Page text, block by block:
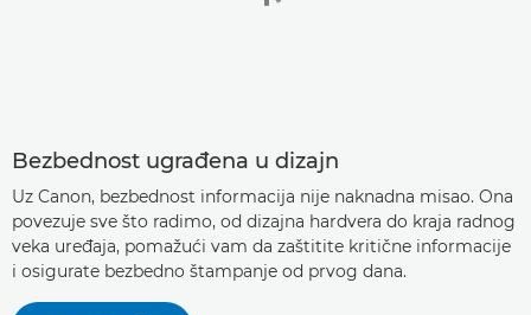
Bezbednost ugrađena u dizajn
Uz Canon, bezbednost informacija nije naknadna misao. Ona
povezuje sve što radimo, od dizajna hardvera do kraja radnog
veka uređaja, pomažući vam da zaštitite kritične informacije
i osigurate bezbedno štampanje od prvog dana.